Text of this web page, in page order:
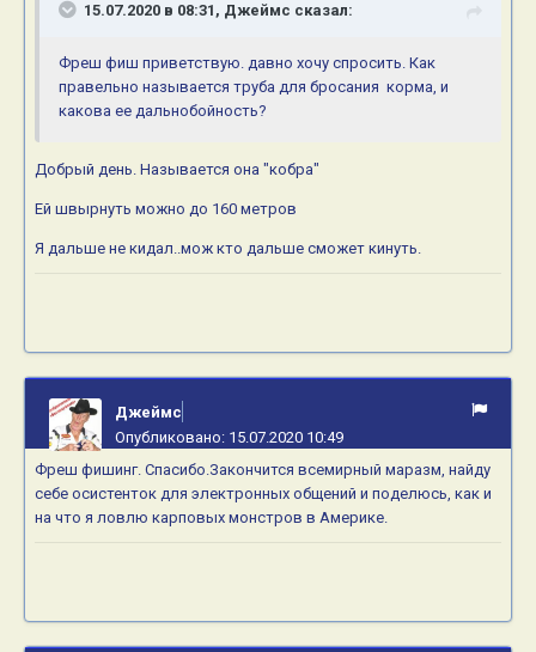
15.07.2020 в 08:31, Джеймс сказал:
Фреш фиш приветствую. давно хочу спросить. Как
правельно называется труба для бросания корма, и
какова ее дальнобойность?
Добрый день. Называется она "кобра"
Ей швырнуть можно до 160 метров
Я дальше не кидал..мож кто дальше сможет кинуть.
Джеймс
Опубликовано: 15.07.2020 10:49
Фреш фишинг. Спасибо.Закончится всемирный маразм, найду
себе осистенток для электронных общений и поделюсь, как и
на что я ловлю карповых монстров в Америке.